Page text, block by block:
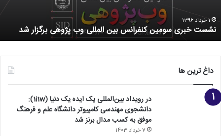
1 خرداد 1396
نشست خبری سومین کنفرانس بین المللی وب پژوهی برگزار شد
داغ ترین ها
در رویداد بین‌المللی یک ایده یک دنیا (1i1w):
دانشجوی مهندسی کامپیوتر دانشگاه علم و فرهنگ
موفق به کسب مدال برنز شد
7 خرداد 1403